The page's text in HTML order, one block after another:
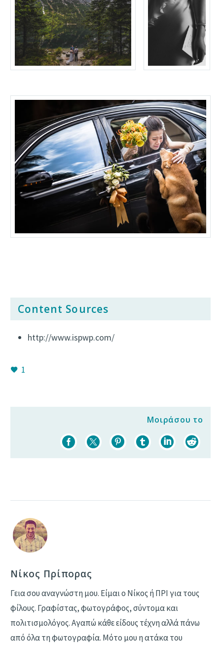
Content Sources
http://www.ispwp.com/
1
Μοιράσου το
Νίκος Πρίπορας
Γεια σου αναγνώστη μου. Είμαι ο Νίκος ή ΠΡΙ για τους
φίλους. Γραφίστας, φωτογράφος, σύντομα και
πολιτισμολόγος. Αγαπώ κάθε είδους τέχνη αλλά πάνω
από όλα τη φωτογραφία. Μότο μου η ατάκα του